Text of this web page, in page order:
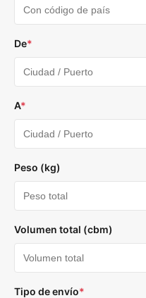
De*
A*
Peso (kg)
Volumen total (cbm)
Tipo de envío*